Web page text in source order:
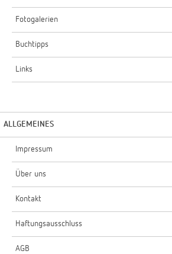
Fotogalerien
Buchtipps
Links
ALLGEMEINES
Impressum
Über uns
Kontakt
Haftungsausschluss
AGB